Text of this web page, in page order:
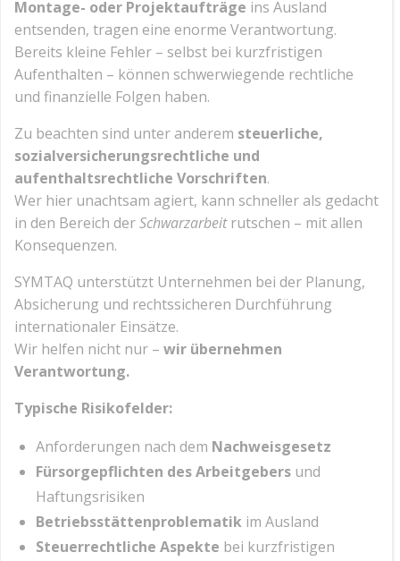
Montage- oder Projektaufträge ins Ausland
entsenden, tragen eine enorme Verantwortung.
Bereits kleine Fehler – selbst bei kurzfristigen
Aufenthalten – können schwerwiegende rechtliche
und finanzielle Folgen haben.
Zu beachten sind unter anderem steuerliche,
sozialversicherungsrechtliche und
aufenthaltsrechtliche Vorschriften.
Wer hier unachtsam agiert, kann schneller als gedacht
in den Bereich derSchwarzarbeitrutschen – mit allen
Konsequenzen.
SYMTAQ unterstützt Unternehmen bei der Planung,
Absicherung und rechtssicheren Durchführung
internationaler Einsätze.
Wir helfen nicht nur – wir übernehmen
Verantwortung.
Typische Risikofelder:
Anforderungen nach dem Nachweisgesetz
Fürsorgepflichten des Arbeitgebers und
Haftungsrisiken
Betriebsstättenproblematik im Ausland
Steuerrechtliche Aspekte bei kurzfristigen